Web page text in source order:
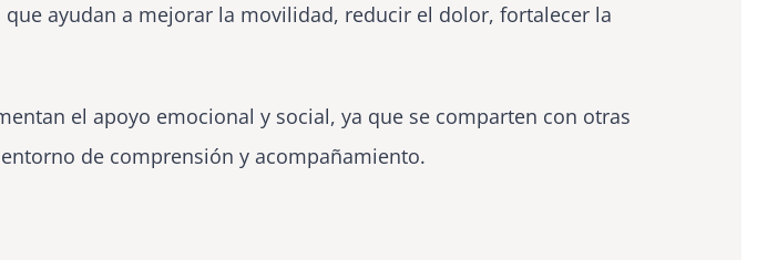
ayudan a mejorar la movilidad, reducir el dolor, fortalecer la
el apoyo emocional y social, ya que se comparten con otras
de comprensión y acompañamiento.